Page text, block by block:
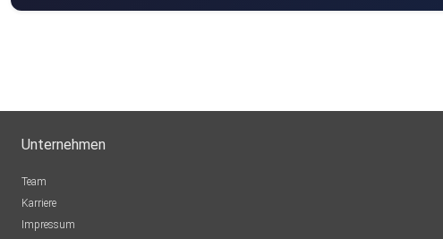
Unternehmen
Team
Karriere
Impressum